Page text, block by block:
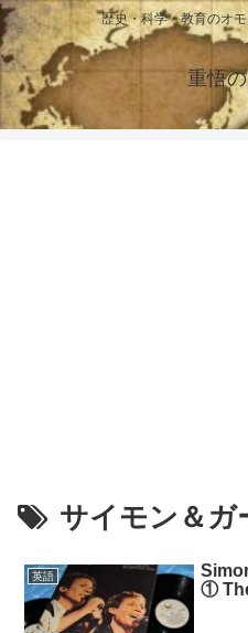
歴史・科学・教育のオ
重悟
サイモン＆ガ
英語
①